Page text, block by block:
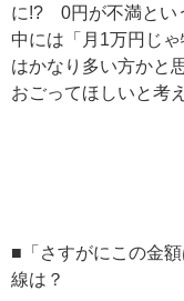
に!? 0円が不満とい
中には「月1万円じ
はかなり多い方かと
おごってほしいと考
■「さすがにこの金
線は？